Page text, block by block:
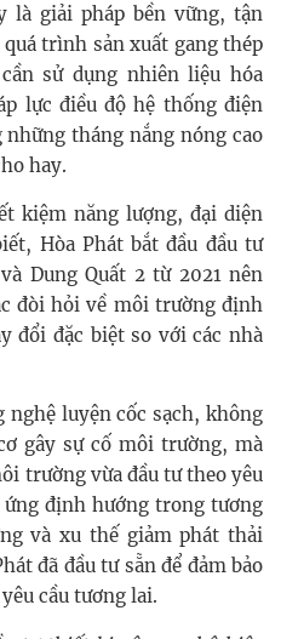
là giải pháp bền vững, tận
trình sản xuất gang thép
sử dụng nhiên liệu hóa
lực điều độ hệ thống điện
tháng nắng nóng cao
hay.
kiệm năng lượng, đại diện
Hòa Phát bắt đầu đầu tư
Dung Quất 2 từ 2021 nên
đòi hỏi về môi trường định
đổi đặc biệt so với các nhà
nghệ luyện cốc sạch, không
gây sự cố môi trường, mà
trường vừa đầu tư theo yêu
ứng định hướng trong tương
và xu thế giảm phát thải
đã đầu tư sẵn để đảm bảo
cầu tương lai.